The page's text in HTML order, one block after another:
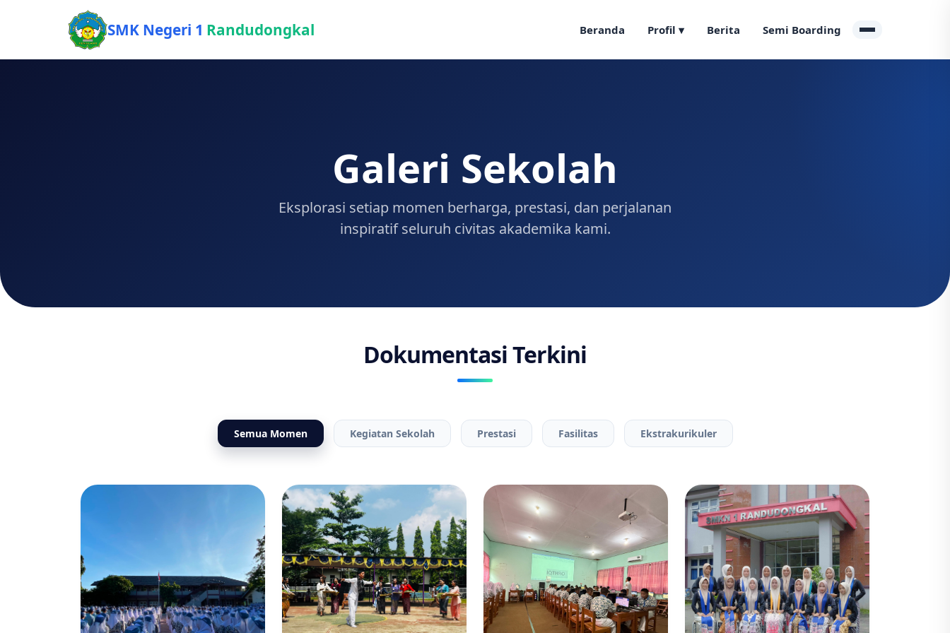
SMK Negeri 1 Randudongkal Beranda Profil ▾ Berita Semi Boarding
Galeri Sekolah
Eksplorasi setiap momen berharga, prestasi, dan perjalanan
inspiratif seluruh civitas akademika kami.
Dokumentasi Terkini
Semua Momen Kegiatan Sekolah Prestasi Fasilitas Ekstrakurikuler